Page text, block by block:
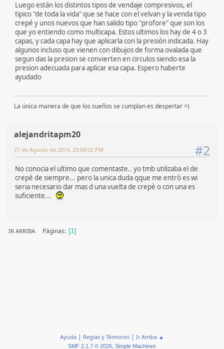
Luego están los distintos tipos de vendaje compresivos, el
tipico "de toda la vida" que se hace con el velvan y la venda tipo
crepé y unos nuevos que han salido tipo "profore" que son los
que yo entiendo como multicapa. Estos ultimos los hay de 4 o 3
capas, y cada capa hay que aplicarla con la presión indicada. Hay
algunos incluso que vienen con dibujos de forma ovalada que
segun das la presion se convierten en circulos siendo esa la
presion adecuada para aplicar esa capa. Espero haberte
ayudado
La única manera de que los sueños se cumplan es despertar =)
alejandritapm20
#2
27 de Agosto de 2014, 20:04:02 PM
No conocia el ultimo que comentaste.. yo tmb utilizaba el de
crepè de siempre... pero la unica duda qque me entrò es wi
seria necesario dar mas d una vuelta de crepè o con una es
suficiente...
IR ARRIBA Páginas 1
Ayuda | Reglas y Términos | Ir Arriba ▲
SMF 2.1.7 © 2026, Simple Machines